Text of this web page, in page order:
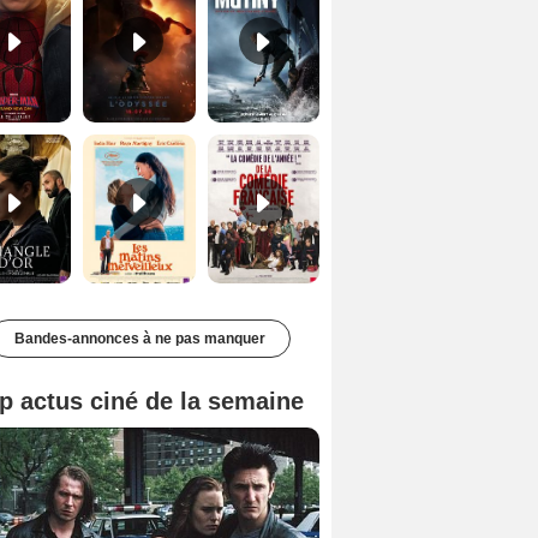
Les Matins merveilleux Bande-annonce VF De la Comédie-Française Teaser VF
Bandes-annonces à ne pas manquer
actus ciné de la semaine